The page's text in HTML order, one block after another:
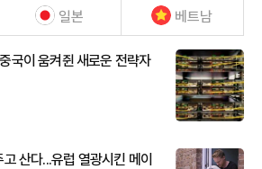
일본 베트남
국이 움켜쥔 새로운 전략자
산다...유럽 열광시킨 메이